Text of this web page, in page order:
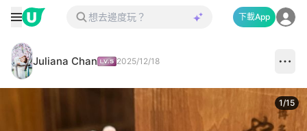
下載App
Juliana Chan 2025/12/18
1/15